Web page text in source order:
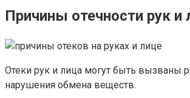
Причины отечности рук и
Отеки рук и лица могут быть вызваны
нарушения обмена веществ.